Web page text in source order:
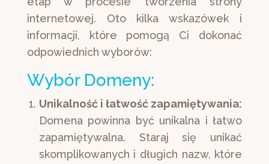
internetowej. Oto kilka wskazówek i
informacji, które pomogą Ci dokonać
odpowiednich wyborów:
Wybór Domeny:
Unikalność i łatwość zapamiętywania:
Domena powinna być unikalna i łatwo
zapamiętywalna. Staraj się unikać
skomplikowanych i długich nazw, które